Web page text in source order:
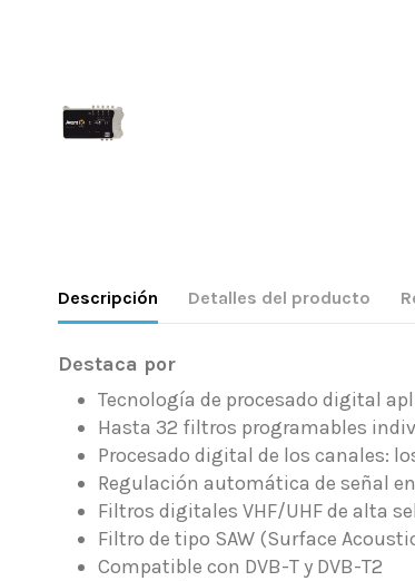
Descripción Detalles del producto
Destaca por
Tecnología de procesado digital
Hasta 32 filtros programables
Procesado digital de los canales:
Regulación automática de señal
Filtros digitales VHF/UHF de alta
Filtro de tipo SAW (Surface
Compatible con DVB-T y DVB-T2